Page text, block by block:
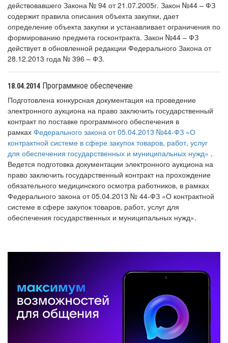
действовавшего Закона № 94 от 21.07.2005г. Закон №44 – ФЗ
содержит правила описания объекта закупки, дает
определение объекта закупки и устанавливает ограничения по
формированию предмета госконтракта. Закон №44 – ФЗ
действует в обновленной редакции Федерального Закона от
28.12.2013 года № 396 – ФЗ.
18.04.2014 Программное обеспечение
Подготовлена конкурсная документация на проведение
электронного аукциона на право заключить государственный
контракт по поставке программного обеспечения в
рамках Федерального закона от 05.04.2013 №44-ФЗ «О
контрактной системе в сфере закупок товаров, работ, услуг
для обеспечения государственных и муниципальных нужд» .
Ведется подготовка документации электронного аукциона на
право заключить государственный контракт на прохождение
обязательного медицинского осмотра работников, в рамках
Федерального закона от 05.04.2013 № 44-ФЗ «О контрактной
системе в сфере закупок товаров, работ, услуг для
обеспечения государственных и муниципальных нужд».